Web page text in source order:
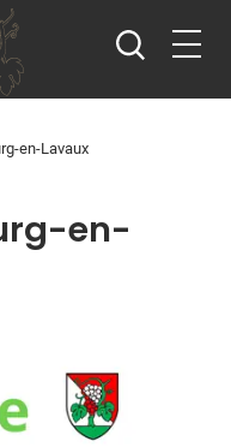
en-Lavaux
en-